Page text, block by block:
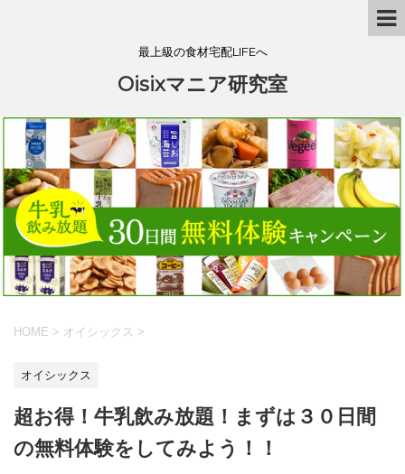
最上級の食材宅配LIFEへ
Oisixマニア研究室
HOME > オイシックス >
オイシックス
超お得！牛乳飲み放題！まずは３０日間
の無料体験をしてみよう！！